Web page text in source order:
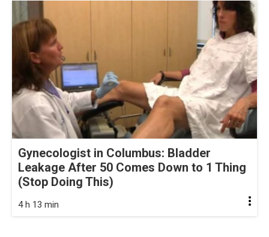
Gynecologist in Columbus: Bladder
Leakage After 50 Comes Down to 1 Thing
(Stop Doing This)
4 h 13 min